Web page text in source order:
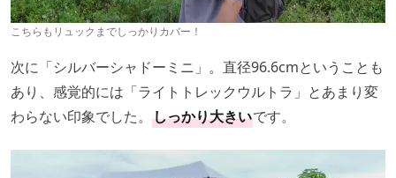
こちらもリュックまでしっかりカバー！
次に「シルバーシャドーミニ」。直径96.6cmということも
あり、感覚的には「ライトトレックウルトラ」とあまり変
わらない印象でした。 しっかり大きいです。